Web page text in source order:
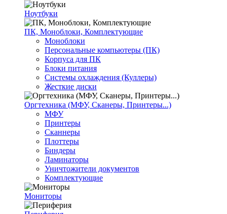
Ноутбуки
ПК, Моноблоки, Комплектующие
Моноблоки
Персональные компьютеры (ПК)
Корпуса для ПК
Блоки питания
Системы охлаждения (Куллеры)
Жесткие диски
Оргтехника (МФУ, Сканеры, Принтеры...)
МФУ
Принтеры
Сканнеры
Плоттеры
Биндеры
Ламинаторы
Уничтожители документов
Комплектующие
Мониторы